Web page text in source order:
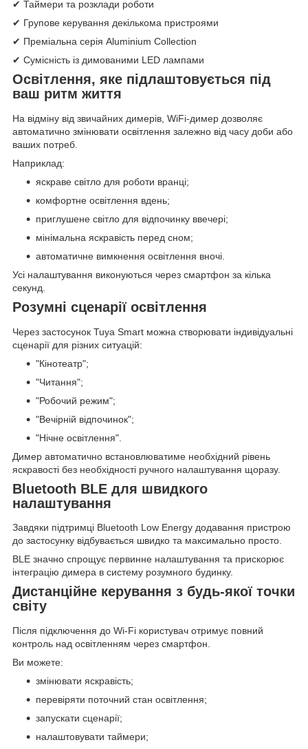
✔ Таймери та розклади роботи
✔ Групове керування декількома пристроями
✔ Преміальна серія Aluminium Collection
✔ Сумісність із димованими LED лампами
Освітлення, яке підлаштовується під
ваш ритм життя
На відміну від звичайних димерів, WiFi-димер дозволяє
автоматично змінювати освітлення залежно від часу доби або
ваших потреб.
Наприклад:
яскраве світло для роботи вранці;
комфортне освітлення вдень;
приглушене світло для відпочинку ввечері;
мінімальна яскравість перед сном;
автоматичне вимкнення освітлення вночі.
Усі налаштування виконуються через смартфон за кілька
секунд.
Розумні сценарії освітлення
Через застосунок Tuya Smart можна створювати індивідуальні
сценарії для різних ситуацій:
"Кінотеатр";
"Читання";
"Робочий режим";
"Вечірній відпочинок";
"Нічне освітлення".
Димер автоматично встановлюватиме необхідний рівень
яскравості без необхідності ручного налаштування щоразу.
Bluetooth BLE для швидкого
налаштування
Завдяки підтримці Bluetooth Low Energy додавання пристрою
до застосунку відбувається швидко та максимально просто.
BLE значно спрощує первинне налаштування та прискорює
інтеграцію димера в систему розумного будинку.
Дистанційне керування з будь-якої точки
світу
Після підключення до Wi-Fi користувач отримує повний
контроль над освітленням через смартфон.
Ви можете:
змінювати яскравість;
перевіряти поточний стан освітлення;
запускати сценарії;
налаштовувати таймери;